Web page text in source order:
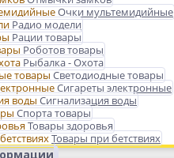
Очки мультемидийные
Радио модели
Рации товары
Роботов товары
Рыбалка - Охота
Светодиодные товары
Сигареты электронные
Сигнализация воды
Спорта товары
Товары здоровья
Товары при бетствиях